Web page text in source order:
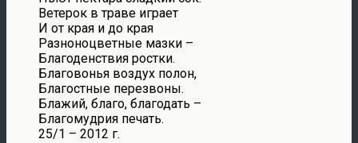
Ветерок в траве играет
И от края и до края
Разноноцветные мазки –
Благоденствия ростки.
Благовонья воздух полон,
Благостные перезвоны.
Блажий, благо, благодать –
Благомудрия печать.
25/1 – 2012 г.